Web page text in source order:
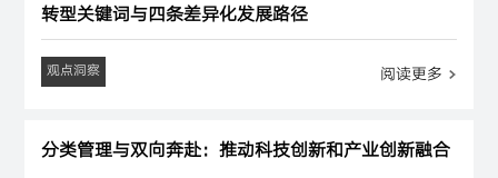
转型关键词与四条差异化发展路径
观点洞察 阅读更多
分类管理与双向奔赴：推动科技创新和产业创新融合